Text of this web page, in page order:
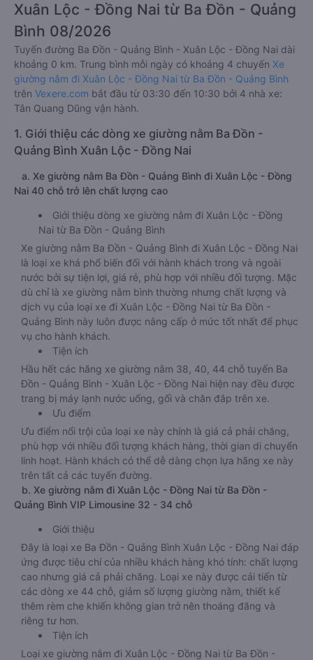
Xuân Lộc - Đồng Nai từ Ba Đồn - Quảng
Bình 08/2026
Tuyến đường Ba Đồn - Quảng Bình - Xuân Lộc - Đồng Nai dài
khoảng 0 km. Trung bình mỗi ngày có khoảng 4 chuyến Xe
giường nằm đi Xuân Lộc - Đồng Nai từ Ba Đồn - Quảng Bình
trên Vexere.com bắt đầu từ 03:30 đến 10:30 bởi 4 nhà xe:
Tân Quang Dũng vận hành.
1. Giới thiệu các dòng xe giường nằm Ba Đồn -
Quảng Bình Xuân Lộc - Đồng Nai
a. Xe giường nằm Ba Đồn - Quảng Bình đi Xuân Lộc - Đồng
Nai 40 chỗ trở lên chất lượng cao
Giới thiệu dòng xe giường nằm đi Xuân Lộc - Đồng
Nai từ Ba Đồn - Quảng Bình
Xe giường nằm Ba Đồn - Quảng Bình đi Xuân Lộc - Đồng Nai
là loại xe khá phổ biến đối với hành khách trong và ngoài
nước bởi sự tiện lợi, giá rẻ, phù hợp với nhiều đối tượng. Mặc
dù chỉ là xe giường nằm bình thường nhưng chất lượng và
dịch vụ của loại xe đi Xuân Lộc - Đồng Nai từ Ba Đồn -
Quảng Bình này luôn được nâng cấp ở mức tốt nhất để phục
vụ cho hành khách.
Tiện ích
Hầu hết các hãng xe giường nằm 38, 40, 44 chỗ tuyến Ba
Đồn - Quảng Bình - Xuân Lộc - Đồng Nai hiện nay đều được
trang bị máy lạnh nước uống, gối và chăn đắp trên xe.
Ưu điểm
Ưu điểm nổi trội của loại xe này chính là giá cả phải chăng,
phù hợp với nhiều đối tượng khách hàng, thời gian di chuyển
linh hoạt. Hành khách có thể dễ dàng chọn lựa hãng xe này
trên tất cả các tuyến đường.
b. Xe giường nằm đi Xuân Lộc - Đồng Nai từ Ba Đồn -
Quảng Bình VIP Limousine 32 - 34 chỗ
Giới thiệu
Đây là loại xe Ba Đồn - Quảng Bình Xuân Lộc - Đồng Nai đáp
ứng được tiêu chí của nhiều khách hàng khó tính: chất lượng
cao nhưng giá cả phải chăng. Loại xe này được cải tiến từ
các dòng xe 44 chỗ, giảm số lượng giường nằm, thiết kế
thêm rèm che khiến không gian trở nên thoáng đãng và
riêng tư hơn.
Tiện ích
Loại xe giường nằm đi Xuân Lộc - Đồng Nai từ Ba Đồn -